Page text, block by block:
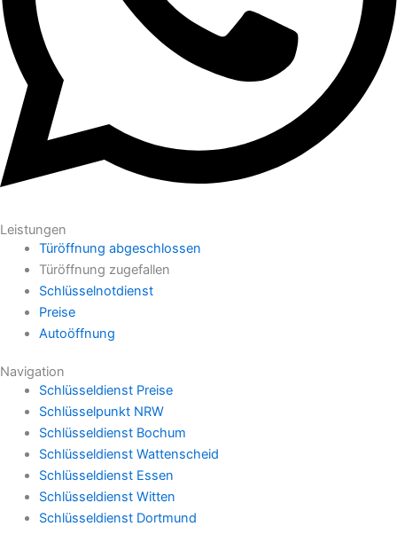
Leistungen
Türöffnung abgeschlossen
Türöffnung zugefallen
Schlüsselnotdienst
Preise
Autoöffnung
Navigation
Schlüsseldienst Preise
Schlüsselpunkt NRW
Schlüsseldienst Bochum
Schlüsseldienst Wattenscheid
Schlüsseldienst Essen
Schlüsseldienst Witten
Schlüsseldienst Dortmund